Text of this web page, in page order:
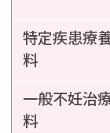
特定疾患療
料
一般不妊治
料